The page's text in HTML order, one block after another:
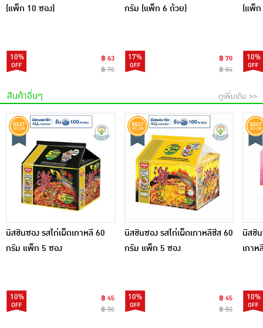
(แพ็ก 10 ซอง)
10%
฿ 63
฿ 70
กรัม (แพ็ก 6 ถ้วย)
17%
฿ 70
฿ 84
(แพ็ก
10%
สินค้าอื่นๆ ดูเพิ่มเติม >>
นิสชินซอง รสไก่เผ็ดเกาหลี 60
กรัม แพ็ก 5 ซอง
10%
฿ 45
฿ 50
นิสชินซอง รสไก่เผ็ดเกาหลีชีส 60
กรัม แพ็ก 5 ซอง
10%
฿ 45
฿ 50
นิสชิ
เกา
10%